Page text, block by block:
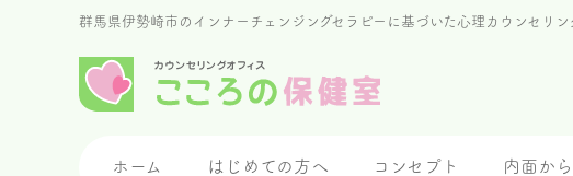
群馬県伊勢崎市のインナーチェンジングセラピーに基づいた心理カウンセリン
ホーム はじめての方へ コンセプト 内面か